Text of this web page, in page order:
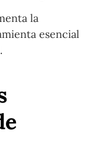
la
esencial